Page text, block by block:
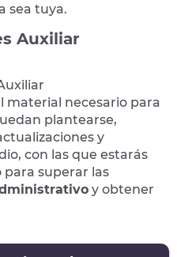
sea tuya.
Auxiliar
material necesario para
plantearse,
y
con las que estarás
superar las
y obtener